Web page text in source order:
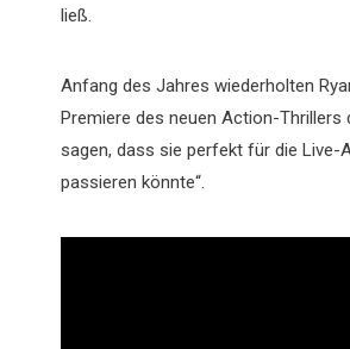
ließ.
Anfang des Jahres wiederholten
Premiere des neuen Action-
sagen, dass sie perfekt für die Live-
passieren könnte“.